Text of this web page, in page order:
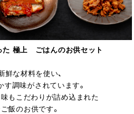
た 極上 ごはんのお供セット
鮮な材料を使い、
す調味がされています。
味もこだわりが詰め込まれた
飯のお供です。